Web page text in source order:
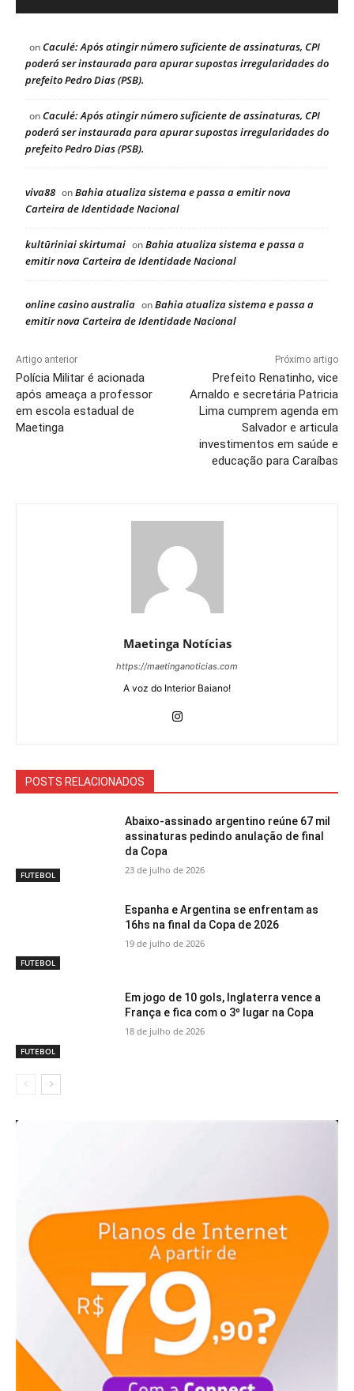
onCaculé: Após atingir número suficiente de assinaturas, CPI
poderá ser instaurada para apurar supostas irregularidades do
prefeito Pedro Dias (PSB).
onCaculé: Após atingir número suficiente de assinaturas, CPI
poderá ser instaurada para apurar supostas irregularidades do
prefeito Pedro Dias (PSB).
viva88 onBahia atualiza sistema e passa a emitir nova
Carteira de Identidade Nacional
kultūriniai skirtumai onBahia atualiza sistema e passa a
emitir nova Carteira de Identidade Nacional
online casino australia onBahia atualiza sistema e passa a
emitir nova Carteira de Identidade Nacional
Artigo anterior
Polícia Militar é acionada
após ameaça a professor
em escola estadual de
Maetinga
Próximo artigo
Prefeito Renatinho, vice
Arnaldo e secretária Patricia
Lima cumprem agenda em
Salvador e articula
investimentos em saúde e
educação para Caraíbas
Maetinga Notícias
https://maetinganoticias.com
A voz do Interior Baiano!
POSTS RELACIONADOS
FUTEBOL
Abaixo-assinado argentino reúne 67 mil
assinaturas pedindo anulação de final
da Copa
23 de julho de 2026
FUTEBOL
Espanha e Argentina se enfrentam as
16hs na final da Copa de 2026
19 de julho de 2026
FUTEBOL
Em jogo de 10 gols, Inglaterra vence a
França e fica com o 3º lugar na Copa
18 de julho de 2026